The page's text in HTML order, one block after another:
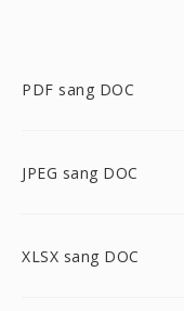
PDF sang DOC
JPEG sang DOC
XLSX sang DOC